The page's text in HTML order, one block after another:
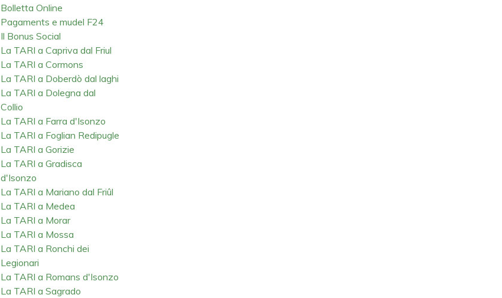
Bolletta Online
Pagaments e mudel F24
Il Bonus Social
La TARI a Capriva dal Friul
La TARI a Cormons
La TARI a Doberdò dal laghi
La TARI a Dolegna dal
Collio
La TARI a Farra d'Isonzo
La TARI a Foglian Redipugle
La TARI a Gorizie
La TARI a Gradisca
d'Isonzo
La TARI a Mariano dal Friûl
La TARI a Medea
La TARI a Morar
La TARI a Mossa
La TARI a Ronchi dei
Legionari
La TARI a Romans d'Isonzo
La TARI a Sagrado